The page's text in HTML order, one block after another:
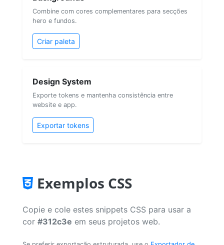
Combine com cores complementares para secções
hero e fundos.
Criar paleta
Design System
Exporte tokens e mantenha consistência entre
website e app.
Exportar tokens
Exemplos CSS
Copie e cole estes snippets CSS para usar a
cor #312c3e em seus projetos web.